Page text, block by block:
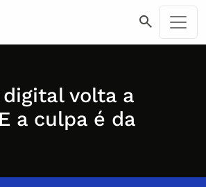
volta a
a culpa é da